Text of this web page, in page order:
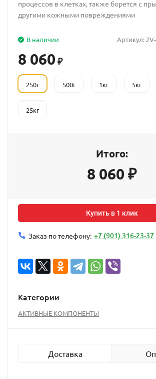
процессов в клетках, также борется с
другими кожными повреждениями
Артикул:
В наличии
8 060 ₽
250г 500г 1кг 5кг
25кг
Итого:
8 060 ₽
Купить в 1 клик
Заказ по телефону: +7 (901) 316-23-37
Категории
АКТИВНЫЕ КОМПОНЕНТЫ
Доставка